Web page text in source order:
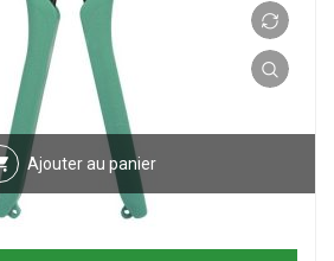
Ajouter au panier